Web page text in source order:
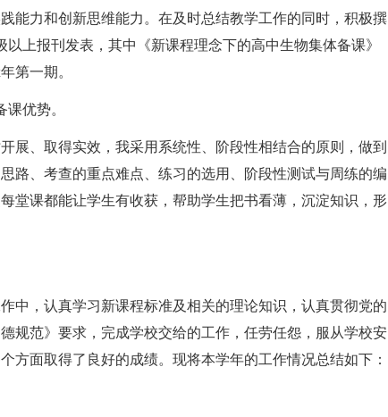
能力和创新思维能力。在及时总结教学工作的同时，积极撰
上报刊发表，其中《新课程理念下的高中生物集体备课》
第一期。
优势。
、取得实效，我采用系统性、阶段性相结合的原则，做到
路、考查的重点难点、练习的选用、阶段性测试与周练的编
堂课都能让学生有收获，帮助学生把书看薄，沉淀知识，形
，认真学习新课程标准及相关的理论知识，认真贯彻党的
规范》要求，完成学校交给的工作，任劳任怨，服从学校安
方面取得了良好的成绩。现将本学年的工作情况总结如下：